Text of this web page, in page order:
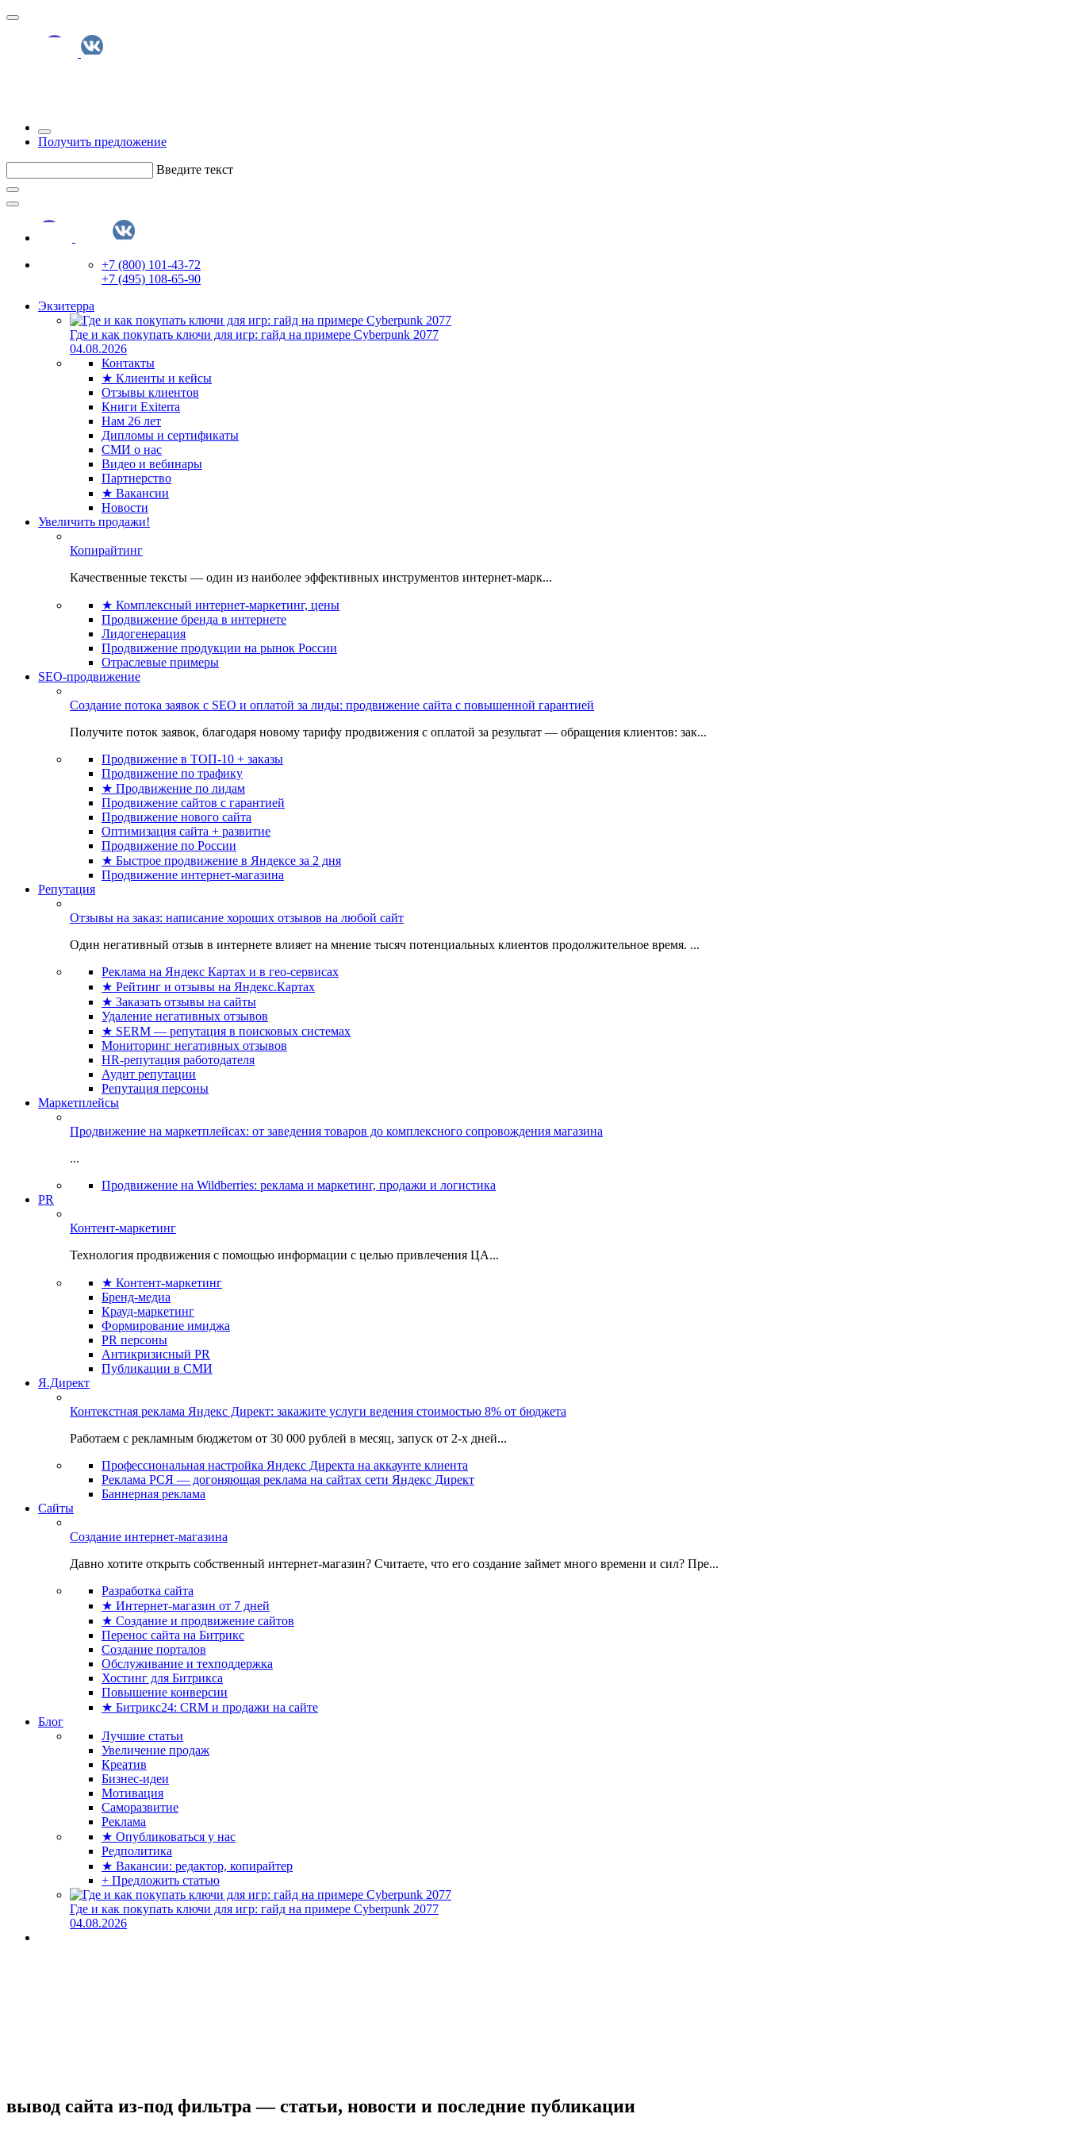
Получить предложение
Введите текст
+7 (800) 101-43-72
+7 (495) 108-65-90
Экзитерра
Где и как покупать ключи для игр: гайд на примере Cyberpunk 2077
04.08.2026
Контакты
★ Клиенты и кейсы
Отзывы клиентов
Книги Exiterra
Нам 26 лет
Дипломы и сертификаты
СМИ о нас
Видео и вебинары
Партнерство
★ Вакансии
Новости
Увеличить продажи!
Копирайтинг
Качественные тексты — один из наиболее эффективных инструментов интернет-марк...
★ Комплексный интернет-маркетинг, цены
Продвижение бренда в интернете
Лидогенерация
Продвижение продукции на рынок России
Отраслевые примеры
SEO-продвижение
Создание потока заявок с SEO и оплатой за лиды: продвижение сайта с повышенной гарантией
Получите поток заявок, благодаря новому тарифу продвижения с оплатой за результат — обращения клиентов: зак...
Продвижение в ТОП-10 + заказы
Продвижение по трафику
★ Продвижение по лидам
Продвижение сайтов с гарантией
Продвижение нового сайта
Оптимизация сайта + развитие
Продвижение по России
★ Быстрое продвижение в Яндексе за 2 дня
Продвижение интернет-магазина
Репутация
Отзывы на заказ: написание хороших отзывов на любой сайт
Один негативный отзыв в интернете влияет на мнение тысяч потенциальных клиентов продолжительное время. ...
Реклама на Яндекс Картах и в гео-сервисах
★ Рейтинг и отзывы на Яндекс.Картах
★ Заказать отзывы на сайты
Удаление негативных отзывов
★ SERM — репутация в поисковых системах
Мониторинг негативных отзывов
HR-репутация работодателя
Аудит репутации
Репутация персоны
Маркетплейсы
Продвижение на маркетплейсах: от заведения товаров до комплексного сопровождения магазина
...
Продвижение на Wildberries: реклама и маркетинг, продажи и логистика
PR
Контент-маркетинг
Технология продвижения с помощью информации с целью привлечения ЦА...
★ Контент-маркетинг
Бренд-медиа
Крауд-маркетинг
Формирование имиджа
PR персоны
Антикризисный PR
Публикации в СМИ
Я.Директ
Контекстная реклама Яндекс Директ: закажите услуги ведения стоимостью 8% от бюджета
Работаем с рекламным бюджетом от 30 000 рублей в месяц, запуск от 2-х дней...
Профессиональная настройка Яндекс Директа на аккаунте клиента
Реклама РСЯ — догоняющая реклама на сайтах сети Яндекс Директ
Баннерная реклама
Сайты
Создание интернет-магазина
Давно хотите открыть собственный интернет-магазин? Считаете, что его создание займет много времени и сил? Пре...
Разработка сайта
★ Интернет-магазин от 7 дней
★ Создание и продвижение сайтов
Перенос сайта на Битрикс
Создание порталов
Обслуживание и техподдержка
Хостинг для Битрикса
Повышение конверсии
★ Битрикс24: CRM и продажи на сайте
Блог
Лучшие статьи
Увеличение продаж
Креатив
Бизнес-идеи
Мотивация
Саморазвитие
Реклама
★ Опубликоваться у нас
Редполитика
★ Вакансии: редактор, копирайтер
+ Предложить статью
Где и как покупать ключи для игр: гайд на примере Cyberpunk 2077
04.08.2026
вывод сайта из-под фильтра — статьи, новости и последние публикации